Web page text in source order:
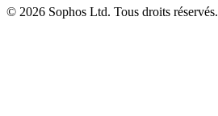
© 2026 Sophos Ltd. Tous droits réservés.